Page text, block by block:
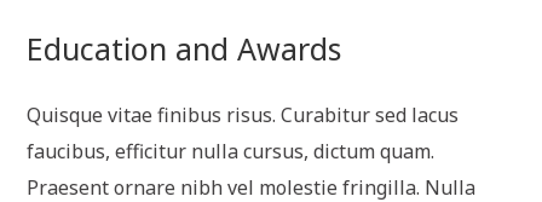
Education and Awards
Quisque vitae finibus risus. Curabitur sed lacus
faucibus, efficitur nulla cursus, dictum quam.
Praesent ornare nibh vel molestie fringilla. Nulla